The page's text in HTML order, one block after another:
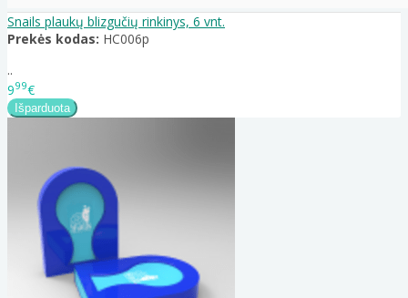
Snails plaukų blizgučių rinkinys, 6 vnt.
Prekės kodas: HC006p
..
999€